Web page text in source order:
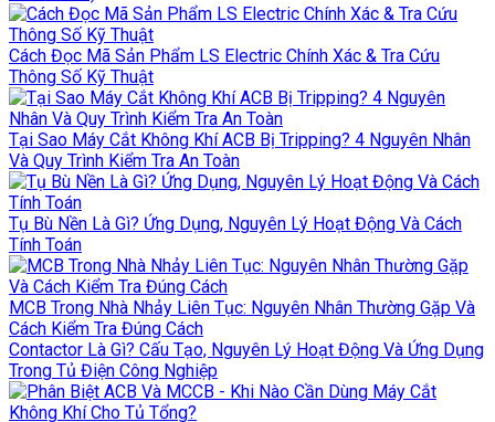
Cách Đọc Mã Sản Phẩm LS Electric Chính Xác & Tra Cứu
Thông Số Kỹ Thuật
Tại Sao Máy Cắt Không Khí ACB Bị Tripping? 4 Nguyên Nhân
Và Quy Trình Kiểm Tra An Toàn
Tụ Bù Nền Là Gì? Ứng Dụng, Nguyên Lý Hoạt Động Và Cách
Tính Toán
MCB Trong Nhà Nhảy Liên Tục: Nguyên Nhân Thường Gặp Và
Cách Kiểm Tra Đúng Cách
Contactor Là Gì? Cấu Tạo, Nguyên Lý Hoạt Động Và Ứng Dụng
Trong Tủ Điện Công Nghiệp